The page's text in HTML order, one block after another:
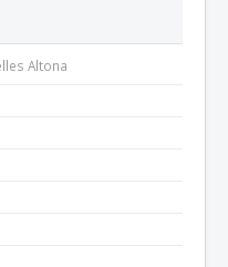
Altona